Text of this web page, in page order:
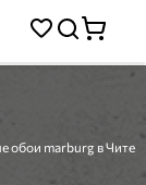
обои marburg в Чите